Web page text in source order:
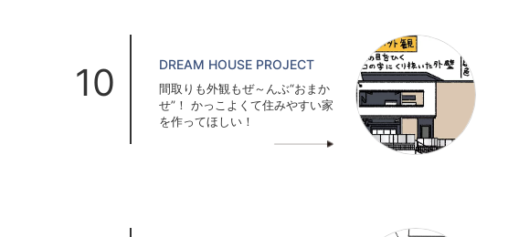
10 DREAM HOUSE PROJECT
間取りも外観もぜ～んぶ“おまか
せ”！ かっこよくて住みやすい家
を作ってほしい！